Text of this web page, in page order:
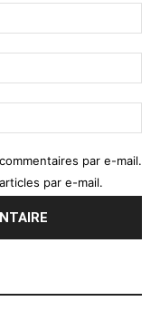
:*
:*
:
par e-mail.
par e-mail.